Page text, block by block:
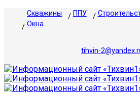
Скважины ППУ
Окна
tihvin-